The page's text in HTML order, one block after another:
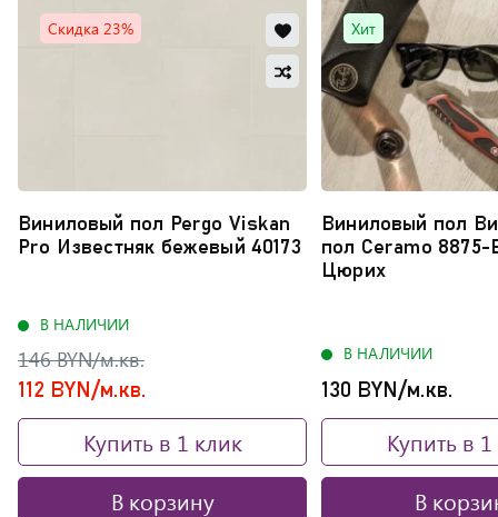
Скидка 23%
Виниловый пол Pergo Viskan
Pro Известняк бежевый 40173
Добавить
в
избранное
Обновляю
список...
Добавить
в
сравнение
В НАЛИЧИИ
146 BYN/м.кв.
112 BYN/м.кв.
Купить в 1 клик
В корзину
Хит
Виниловый пол
пол Ceramo 8875-
Цюрих
В НАЛИЧИИ
130 BYN/м.кв.
Купить в
В